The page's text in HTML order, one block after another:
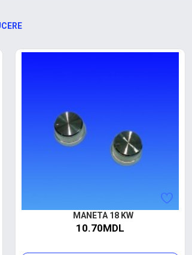
MANETA 18 KW
10.70MDL